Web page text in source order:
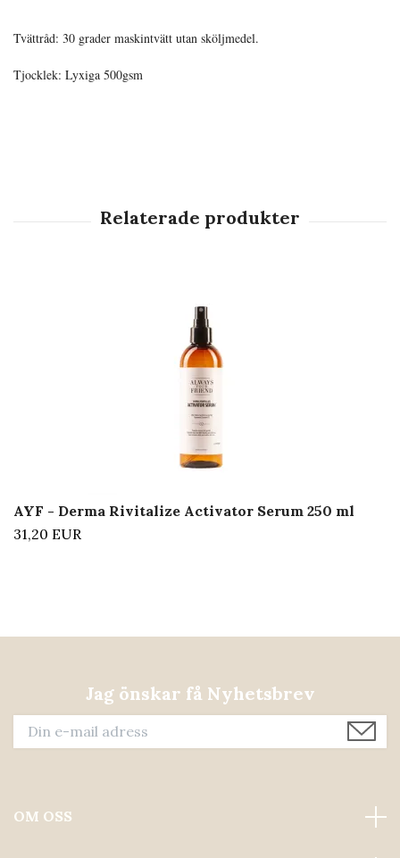
Tvättråd: 30 grader maskintvätt utan sköljmedel.
Tjocklek: Lyxiga 500gsm
AYF - Derma Rivitalize Activator Serum 250 ml
31,20 EUR
Jag önskar få Nyhetsbrev
OM OSS